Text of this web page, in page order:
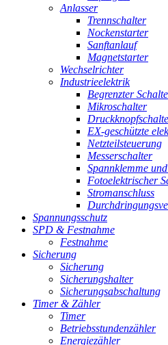
Anlasser
Trennschalter
Nockenstarter
Sanftanlauf
Magnetstarter
Wechselrichter
Industrieelektrik
Begrenzter
Mikroschalter
EX-geschützte
Netzteilsteuerung
Messerschalter
Spannklemme
Fotoelektrischer
Stromanschluss
Spannungsschutz
SPD & Festnahme
Festnahme
Sicherung
Sicherung
Sicherungshalter
Sicherungsabschaltung
Timer & Zähler
Timer
Betriebsstundenzähler
Energiezähler